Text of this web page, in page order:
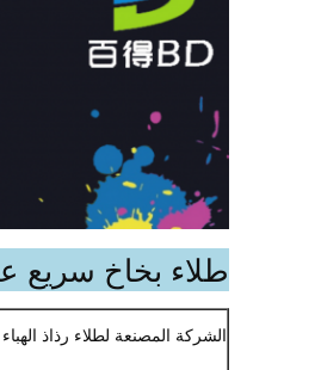
طلاء بخاخ سريع
الشركة المصنعة لطلاء رذاذ